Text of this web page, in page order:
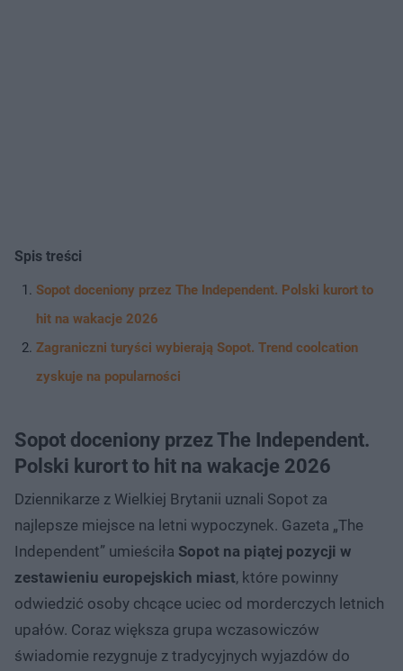
Spis treści
Sopot doceniony przez The Independent. Polski kurort to
hit na wakacje 2026
Zagraniczni turyści wybierają Sopot. Trend coolcation
zyskuje na popularności
Sopot doceniony przez The Independent.
Polski kurort to hit na wakacje 2026
Dziennikarze z Wielkiej Brytanii uznali Sopot za
najlepsze miejsce na letni wypoczynek. Gazeta „The
Independent” umieściła Sopot na piątej pozycji w
zestawieniu europejskich miast, które powinny
odwiedzić osoby chcące uciec od morderczych letnich
upałów. Coraz większa grupa wczasowiczów
świadomie rezygnuje z tradycyjnych wyjazdów do